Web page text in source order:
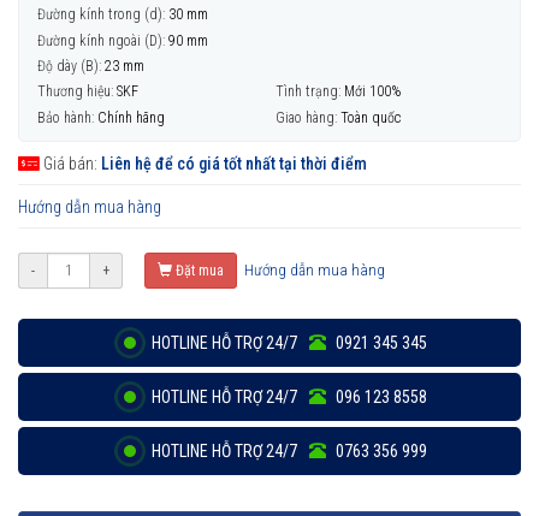
Đường kính trong (d): 30 mm
Đường kính ngoài (D): 90 mm
Độ dày (B): 23 mm
Thương hiệu: SKF Tình trạng: Mới 100%
Bảo hành: Chính hãng Giao hàng: Toàn quốc
Giá bán: Liên hệ để có giá tốt nhất tại thời điểm
Hướng dẫn mua hàng
- + Đặt mua Hướng dẫn mua hàng
HOTLINE HỖ TRỢ 24/7 0921 345 345
HOTLINE HỖ TRỢ 24/7 096 123 8558
HOTLINE HỖ TRỢ 24/7 0763 356 999